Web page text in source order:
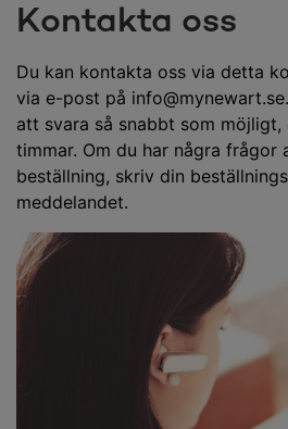
Kontakta oss
Du kan kontakta oss via detta
via e-post på
att svara så snabbt som
timmar. Om du har några frågor
beställning, skriv din
meddelandet.